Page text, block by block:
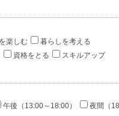
楽しむ
暮らしを考える
資格をとる
スキルアップ
午後（13:00～18:00） 夜間（